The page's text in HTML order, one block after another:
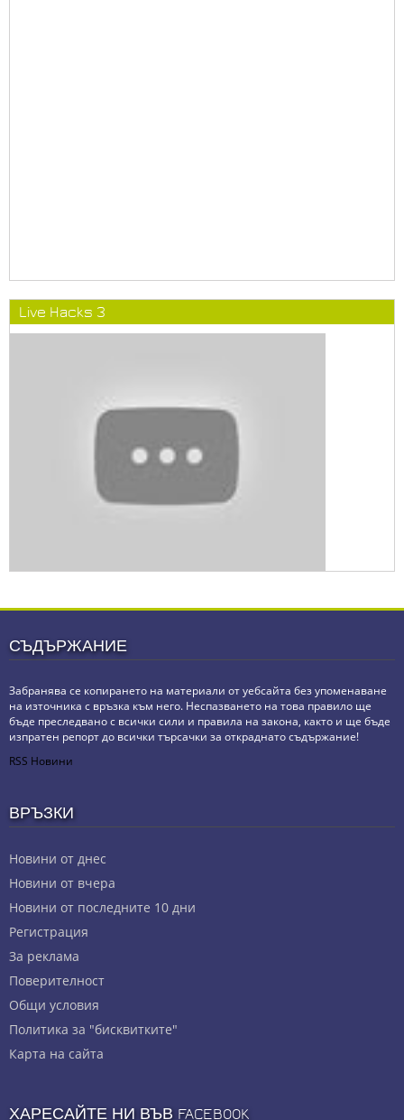
Live Hacks 3
СЪДЪРЖАНИЕ
Забранява се копирането на материали от уебсайта без упоменаване
на източника с връзка към него. Неспазването на това правило ще
бъде преследвано с всички сили и правила на закона, както и ще бъде
изпратен репорт до всички търсачки за откраднато съдържание!
RSS Новини
ВРЪЗКИ
Новини от днес
Новини от вчера
Новини от последните 10 дни
Регистрация
За реклама
Πoвepитeлнocт
Общи условия
Политика за "бисквитките"
Карта на сайта
ХАРЕСАЙТЕ НИ ВЪВ FACEBOOK